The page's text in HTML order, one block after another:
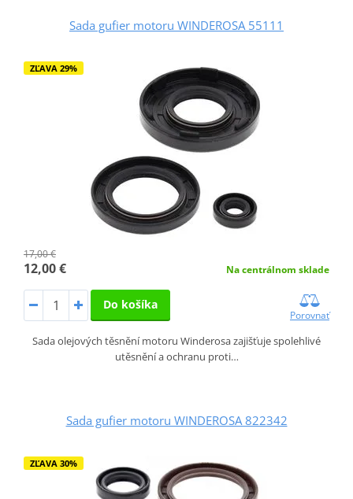
Sada gufier motoru WINDEROSA 55111
ZĽAVA 29%
17,00 €
12,00 € Na centrálnom sklade
Do košíka
Porovnať
Sada olejových těsnění motoru Winderosa zajišťuje spolehlivé
utěsnění a ochranu proti…
Sada gufier motoru WINDEROSA 822342
ZĽAVA 30%